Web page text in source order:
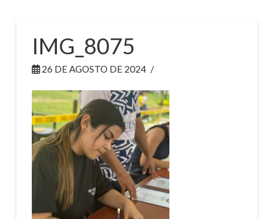
IMG_8075
26 DE AGOSTO DE 2024